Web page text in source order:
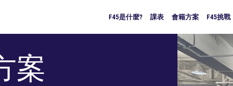
F45是什麼? 課表 會籍方案 F45挑戰
案